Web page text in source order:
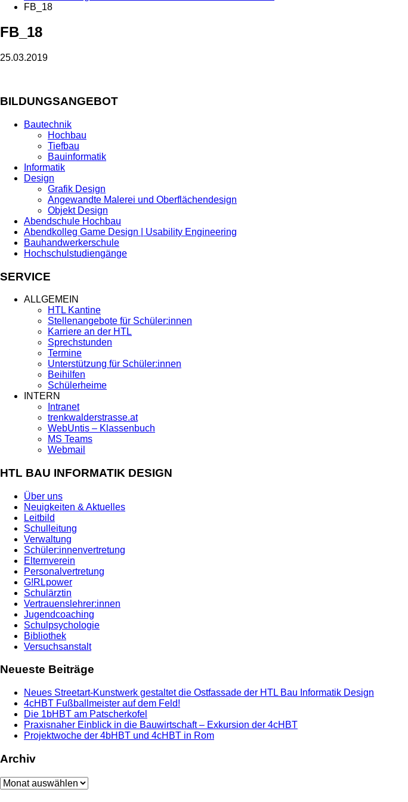
FB_18
FB_18
25.03.2019
BILDUNGSANGEBOT
Bautechnik
Hochbau
Tiefbau
Bauinformatik
Informatik
Design
Grafik Design
Angewandte Malerei und Oberflächendesign
Objekt Design
Abendschule Hochbau
Abendkolleg Game Design | Usability Engineering
Bauhandwerkerschule
Hochschulstudiengänge
SERVICE
ALLGEMEIN
HTL Kantine
Stellenangebote für Schüler:innen
Karriere an der HTL
Sprechstunden
Termine
Unterstützung für Schüler:innen
Beihilfen
Schülerheime
INTERN
Intranet
trenkwalderstrasse.at
WebUntis – Klassenbuch
MS Teams
Webmail
HTL BAU INFORMATIK DESIGN
Über uns
Neuigkeiten & Aktuelles
Leitbild
Schulleitung
Verwaltung
Schüler:innenvertretung
Elternverein
Personalvertretung
G!RLpower
Schulärztin
Vertrauenslehrer:innen
Jugendcoaching
Schulpsychologie
Bibliothek
Versuchsanstalt
Neueste Beiträge
Neues Streetart-Kunstwerk gestaltet die Ostfassade der HTL Bau Informatik Design
4cHBT Fußballmeister auf dem Feld!
Die 1bHBT am Patscherkofel
Praxisnaher Einblick in die Bauwirtschaft – Exkursion der 4cHBT
Projektwoche der 4bHBT und 4cHBT in Rom
Archiv
Archiv